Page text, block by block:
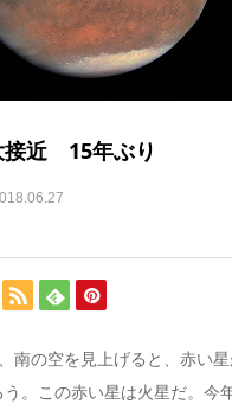
接近 15年ぶり
南の空を見上げると、赤い
。この赤い星は火星だ。今